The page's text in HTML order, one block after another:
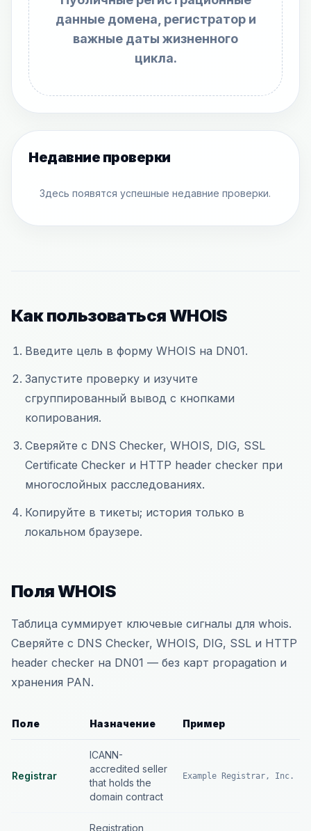
данные домена, регистратор и
важные даты жизненного
цикла.
Недавние проверки
Здесь появятся успешные недавние проверки.
Как пользоваться WHOIS
Введите цель в форму WHOIS на DN01.
Запустите проверку и изучите
сгруппированный вывод с кнопками
копирования.
Сверяйте с DNS Checker, WHOIS, DIG, SSL
Certificate Checker и HTTP header checker при
многослойных расследованиях.
Копируйте в тикеты; история только в
локальном браузере.
Поля WHOIS
Таблица суммирует ключевые сигналы для whois.
Сверяйте с DNS Checker, WHOIS, DIG, SSL и HTTP
header checker на DN01 — без карт propagation и
хранения PAN.
Поле Назначение Пример
Registrar
ICANN-
accredited seller
that holds the
domain contract
Example Registrar, Inc.
Registration